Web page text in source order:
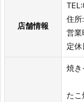
店舗情報
住所
営業
定
焼
たこ